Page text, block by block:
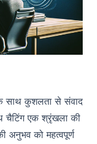
साथ कुशलता से संवाद
चैटिंग एक श्रृंखला की
अनुभव को महत्वपूर्ण